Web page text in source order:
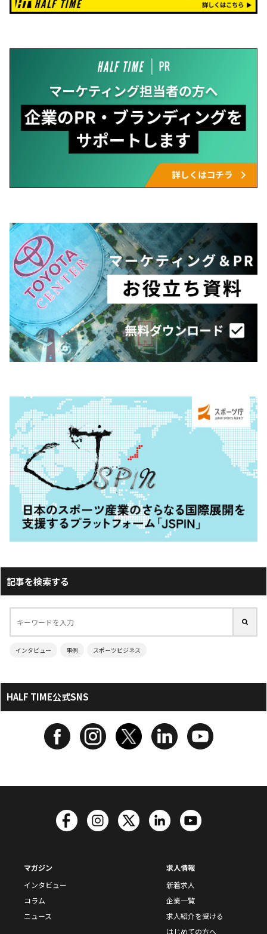
記事を検索する
インタビュー 事例 スポーツビジネス
HALF TIME公式SNS
マガジン
インタビュー
コラム
ニュース
求人情報
新着求人
企業一覧
求人紹介を受ける
はじめての方へ